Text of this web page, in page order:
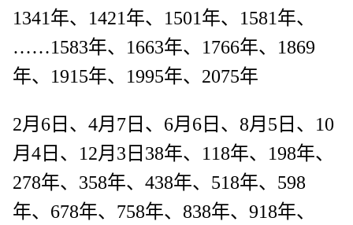
1341年、1421年、1501年、1581年、
……1583年、1663年、1766年、1869
年、1915年、1995年、2075年
2月6日、4月7日、6月6日、8月5日、10
月4日、12月3日38年、118年、198年、
278年、358年、438年、518年、598
年、678年、758年、838年、918年、